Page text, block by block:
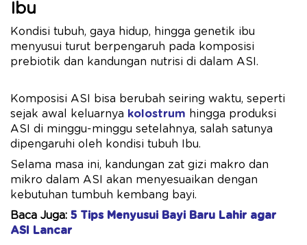
Ibu
Kondisi tubuh, gaya hidup, hingga genetik ibu
menyusui turut berpengaruh pada komposisi
prebiotik dan kandungan nutrisi di dalam ASI.
Komposisi ASI bisa berubah seiring waktu, seperti
sejak awal keluarnya kolostrum hingga produksi
ASI di minggu-minggu setelahnya, salah satunya
dipengaruhi oleh kondisi tubuh Ibu.
Selama masa ini, kandungan zat gizi makro dan
mikro dalam ASI akan menyesuaikan dengan
kebutuhan tumbuh kembang bayi.
Baca Juga: 5 Tips Menyusui Bayi Baru Lahir agar
ASI Lancar